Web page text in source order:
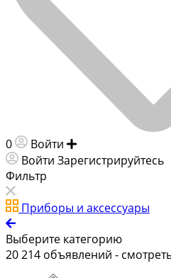
0 Войти
Войти Зарегистрируйтесь
Фильтр
Приборы и аксессуары
Выберите категорию
20 214 объявлений -